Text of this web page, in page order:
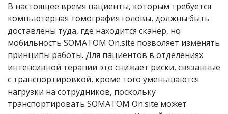
В настоящее время пациенты, которым требуется
компьютерная томография головы, должны быть
доставлены туда, где находится сканер, но
мобильность SOMATOM On.site позволяет изменять
принципы работы. Для пациентов в отделениях
интенсивной терапии это снижает риски, связанные
с транспортировкой, кроме того уменьшаются
нагрузки на сотрудников, поскольку
транспортировать SOMATOM On.site может